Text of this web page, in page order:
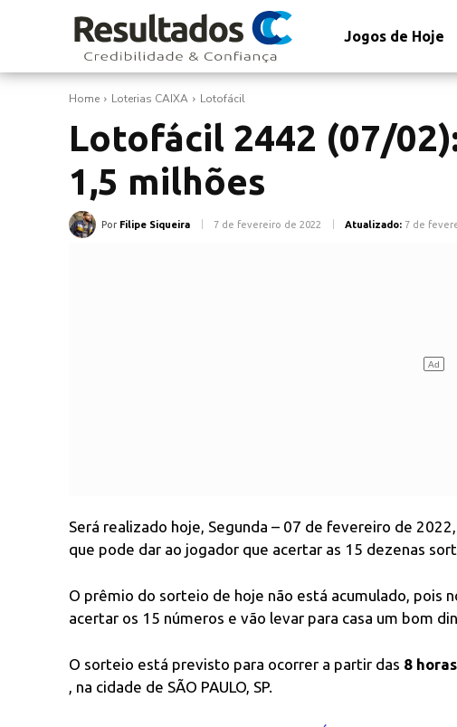
Jogos de Hoje
Home Loterias CAIXA Lotofácil
Lotofácil 2442 (07/
1,5 milhões
Por Filipe Siqueira 7 de fevereiro de 2022 Atualizado: 7 de
Será realizado hoje, Segunda – 07 de fevereiro de
que pode dar ao jogador que acertar as 15 dezenas
O prêmio do sorteio de hoje não está acumulado, pois
acertar os 15 números e vão levar para casa um bom
O sorteio está previsto para ocorrer a partir das 8
, na cidade de SÃO PAULO, SP.